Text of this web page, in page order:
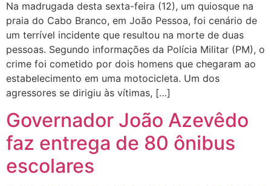
Na madrugada desta sexta-feira (12), um quiosque na
praia do Cabo Branco, em João Pessoa, foi cenário de
um terrível incidente que resultou na morte de duas
pessoas. Segundo informações da Polícia Militar (PM), o
crime foi cometido por dois homens que chegaram ao
estabelecimento em uma motocicleta. Um dos
agressores se dirigiu às vítimas, […]
Governador João Azevêdo
faz entrega de 80 ônibus
escolares